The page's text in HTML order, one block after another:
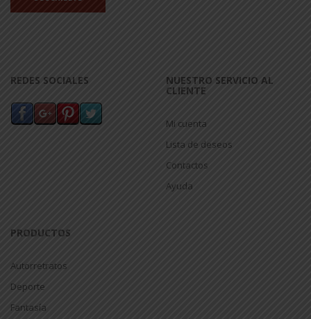
REDES SOCIALES NUESTRO SERVICIO AL
CLIENTE
Mi cuenta
Lista de deseos
Contactos
Ayuda
PRODUCTOS
Autorretratos
Deporte
Fantasía